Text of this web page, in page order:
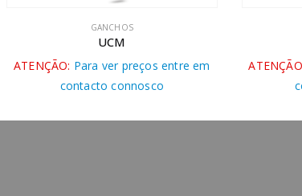
GANCHOS
UCM
ATENÇÃO:Para ver preços entre em
contacto connosco
ATENÇÃO: